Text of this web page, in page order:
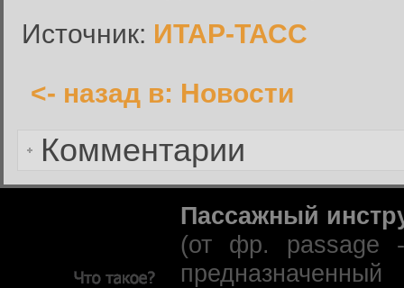
Источник: ИТАР-ТАСС
<- назад в: Новости
Комментарии
Забыли пароль?
Пассажный
(от фр. passage -